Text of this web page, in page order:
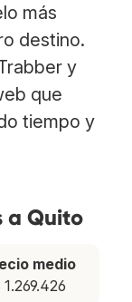
más
destino.
y
que
tiempo y
a Quito
medio
1.269.426